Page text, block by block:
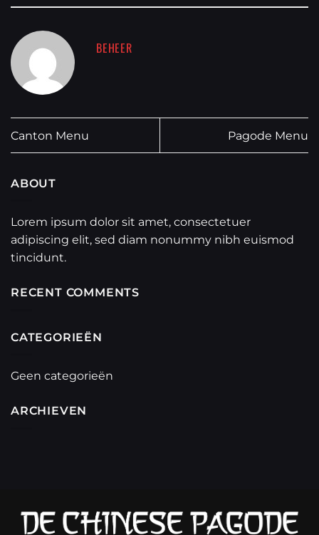
BEHEER
Canton Menu Pagode Menu
ABOUT
Lorem ipsum dolor sit amet, consectetuer
adipiscing elit, sed diam nonummy nibh euismod
tincidunt.
RECENT COMMENTS
CATEGORIEËN
Geen categorieën
ARCHIEVEN